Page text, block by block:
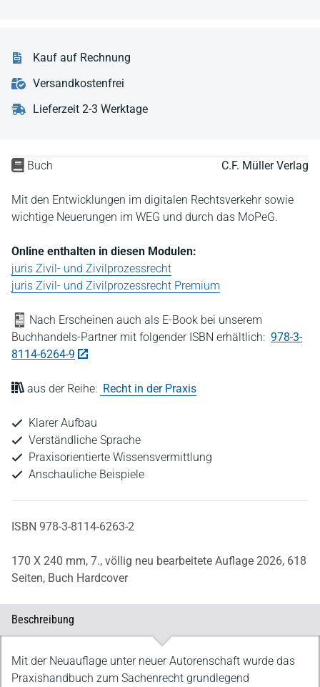
Buch C.F. Müller Verlag
Mit den Entwicklungen im digitalen Rechtsverkehr sowie
wichtige Neuerungen im WEG und durch das MoPeG.
Online enthalten in diesen Modulen:
juris Zivil- und Zivilprozessrecht
juris Zivil- und Zivilprozessrecht Premium
Nach Erscheinen auch als E-Book bei unserem
Buchhandels-Partner mit folgender ISBN erhältlich: 978-3-
8114-6264-9
aus der Reihe: Recht in der Praxis
Klarer Aufbau
Verständliche Sprache
Praxisorientierte Wissensvermittlung
Anschauliche Beispiele
ISBN 978-3-8114-6263-2
170 X 240 mm, 7., völlig neu bearbeitete Auflage 2026, 618
Seiten, Buch Hardcover
Kauf auf Rechnung
Versandkostenfrei
Lieferzeit 2-3 Werktage
Beschreibung
Beschreibung
Mit der Neuauflage unter neuer Autorenschaft wurde das
Praxishandbuch zum Sachenrecht grundlegend